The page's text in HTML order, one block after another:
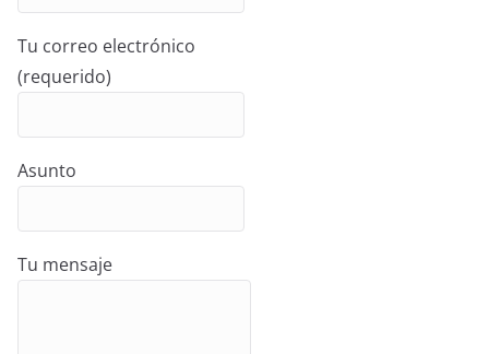
Tu correo electrónico
(requerido)
Asunto
Tu mensaje